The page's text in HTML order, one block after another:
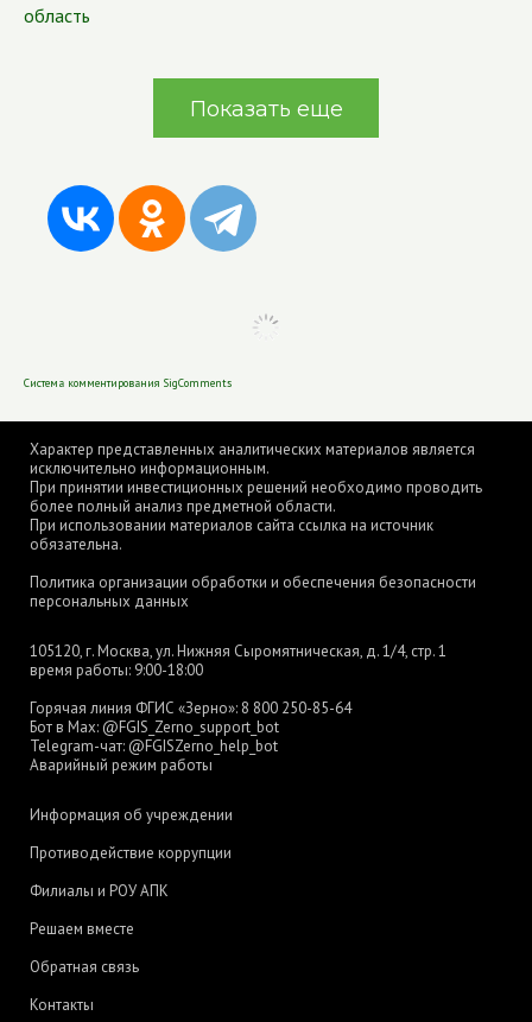
область
Показать еще
Система комментирования SigComments
Характер представленных аналитических материалов является
исключительно информационным.
При принятии инвестиционных решений необходимо проводить
более полный анализ предметной области.
При использовании материалов сайта ссылка на источник
обязательна.
Политика организации обработки и обеспечения безопасности
персональных данных
105120, г. Москва, ул. Нижняя Сыромятническая, д. 1/4, стр. 1
время работы: 9:00-18:00
Горячая линия ФГИС «Зерно»: 8 800 250-85-64
Бот в Max: @FGIS_Zerno_support_bot
Telegram-чат: @FGISZerno_help_bot
Аварийный режим работы
Информация об учреждении
Противодействие коррупции
Филиалы и РОУ АПК
Решаем вместе
Обратная связь
Контакты